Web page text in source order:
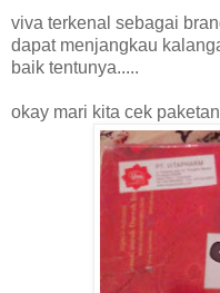
viva terkenal sebagai
dapat menjangkau
baik tentunya.....
okay mari kita cek